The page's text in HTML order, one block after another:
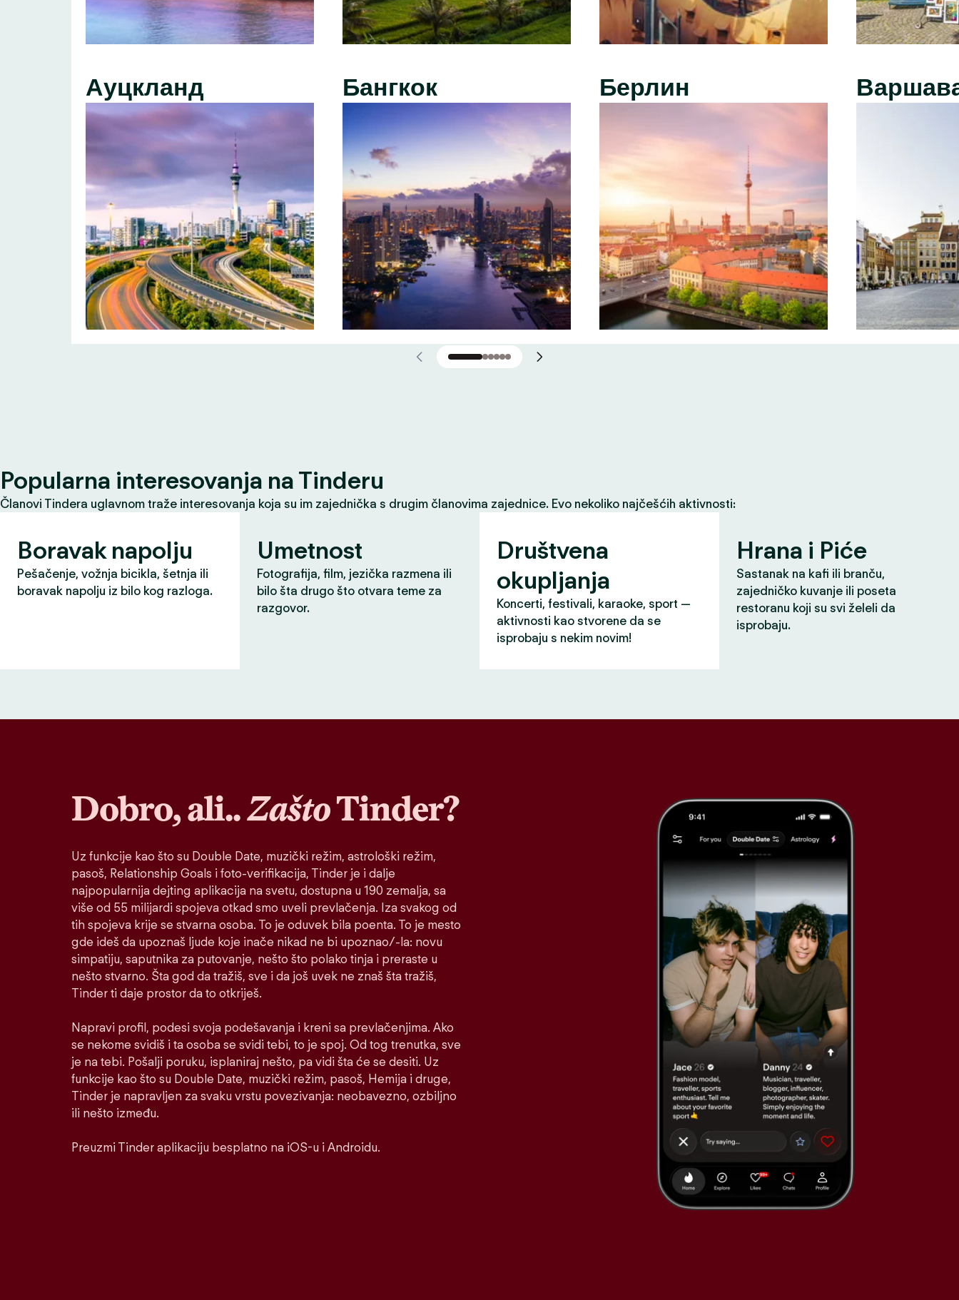
Ауцкланд Бангкок Берлин
Popularna interesovanja na Tinderu
Članovi Tindera uglavnom traže interesovanja koja su im zajednička s drugim članovima zajednice. Evo nekoliko najčešćih aktivnosti:
Boravak napolju
Pešačenje, vožnja bicikla, šetnja ili
boravak napolju iz bilo kog razloga.
Umetnost
Fotografija, film, jezička razmena ili
bilo šta drugo što otvara teme za
razgovor.
Društvena
okupljanja
Koncerti, festivali, karaoke, sport —
aktivnosti kao stvorene da se
isprobaju s nekim novim!
Hrana i Piće
Sastanak na kafi ili branču,
zajedničko kuvanje ili poseta
restoranu koji su svi želeli da
isprobaju.
Dobro, ali..ZaštoTinder?
Uz funkcije kao što su Double Date, muzički režim, astrološki režim,
pasoš, Relationship Goals i foto-verifikacija, Tinder je i dalje
najpopularnija dejting aplikacija na svetu, dostupna u 190 zemalja, sa
više od 55 milijardi spojeva otkad smo uveli prevlačenja. Iza svakog od
tih spojeva krije se stvarna osoba. To je oduvek bila poenta. To je mesto
gde ideš da upoznaš ljude koje inače nikad ne bi upoznao/-la: novu
simpatiju, saputnika za putovanje, nešto što polako tinja i preraste u
nešto stvarno. Šta god da tražiš, sve i da još uvek ne znaš šta tražiš,
Tinder ti daje prostor da to otkriješ.
Napravi profil, podesi svoja podešavanja i kreni sa prevlačenjima. Ako
se nekome svidiš i ta osoba se svidi tebi, to je spoj. Od tog trenutka, sve
je na tebi. Pošalji poruku, isplaniraj nešto, pa vidi šta će se desiti. Uz
funkcije kao što su Double Date, muzički režim, pasoš, Hemija i druge,
Tinder je napravljen za svaku vrstu povezivanja: neobavezno, ozbiljno
ili nešto između.
Preuzmi Tinder aplikaciju besplatno na iOS-u i Androidu.